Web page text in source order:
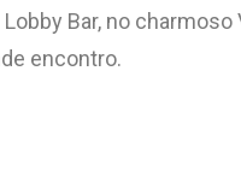
Bar, no
encontro.